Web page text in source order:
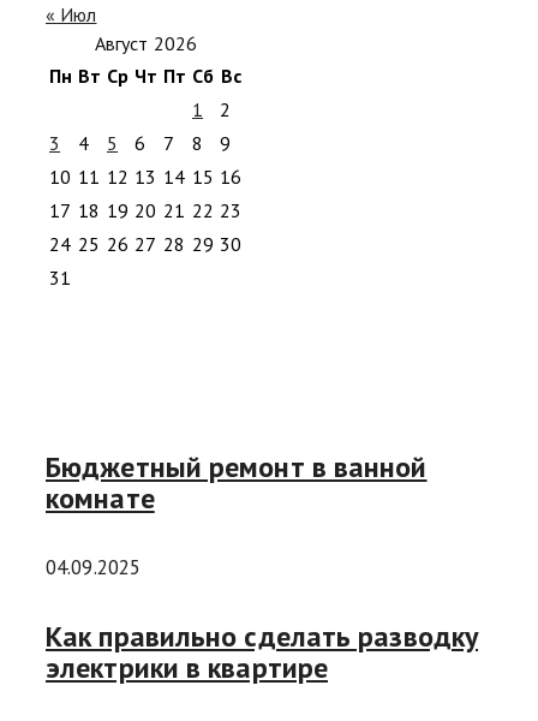
« Июл
Август 2026
Пн Вт Ср Чт Пт Сб Вс
1
2
3
4 5 6 7 8
9
10 11 12 13 14 15 16
17 18 19 20 21 22 23
24 25 26 27 28 29 30
31
Бюджетный ремонт в ванной
комнате
04.09.2025
Как правильно сделать разводку
электрики в квартире